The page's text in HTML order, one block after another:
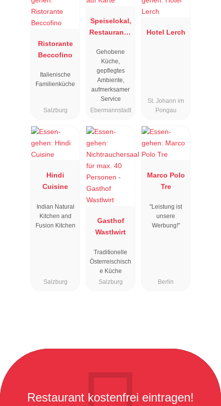
Ristorante
Beccofino
Italienische
Familienküche
Salzburg
Speiselokal,
Restaurant "
"
Gehobene
Küche,
gepflegtes
Ambiente,
aufmerksamer
Service
Ebermannstadt
Hotel Lerch
St. Johann im
Pongau
Hindi
Cuisine
Indian Natural
Kitchen and
Fusion Kitchen
Salzburg
Gasthof
Wastlwirt
Traditionelle
Österreischisch
e Küche
Salzburg
Marco Polo
Tre
"Leistung ist
unsere
Werbung!"
Berlin
Restaurant kostenfrei eintragen!